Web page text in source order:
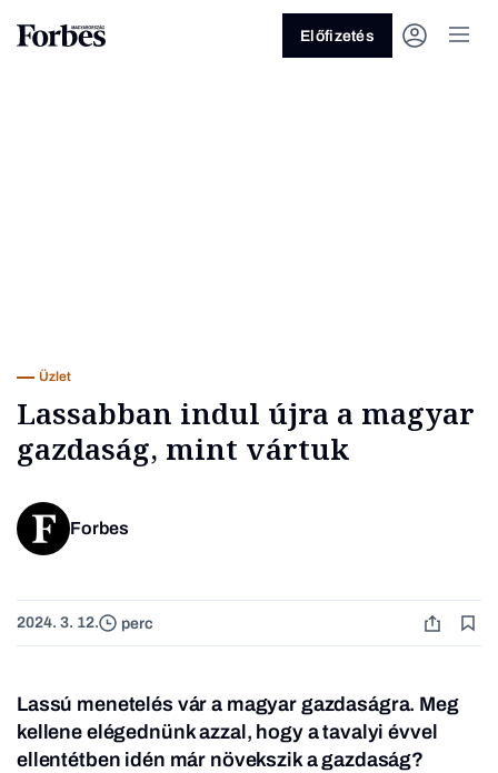
Előfizetés
Üzlet
Lassabban indul újra a magyar
gazdaság, mint vártuk
Forbes
2024. 3. 12. perc
Lassú menetelés vár a magyar gazdaságra. Meg
kellene elégednünk azzal, hogy a tavalyi évvel
ellentétben idén már növekszik a gazdaság?